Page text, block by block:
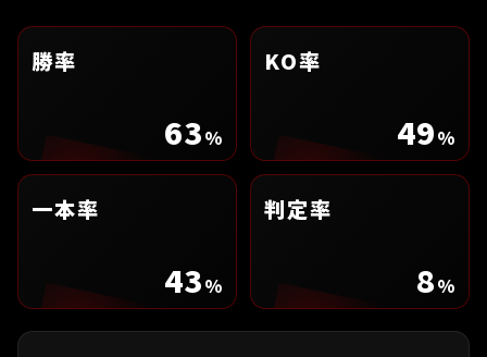
勝率
63%
KO率
49%
一本率
43%
判定率
8%